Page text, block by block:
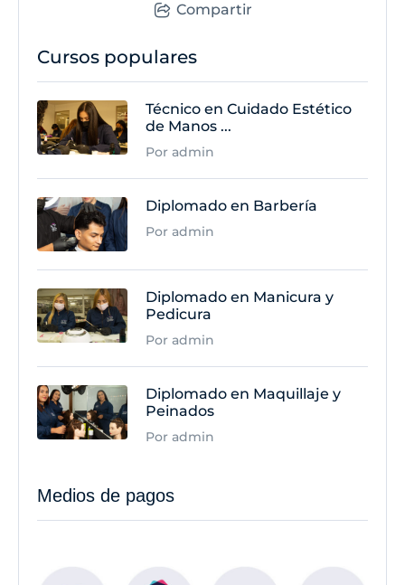
Compartir
Cursos populares
Técnico en Cuidado Estético
de Manos ...
Por admin
Diplomado en Barbería
Por admin
Diplomado en Manicura y
Pedicura
Por admin
Diplomado en Maquillaje y
Peinados
Por admin
Medios de pagos